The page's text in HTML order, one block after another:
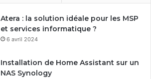
Atera : la solution idéale pour les MSP
et services informatique ?
6 avril 2024
Installation de Home Assistant sur un
NAS Synology